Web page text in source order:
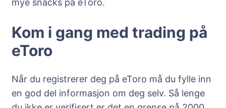
mye snacks på eToro.
Kom i gang med trading på
eToro
Når du registrerer deg på eToro må du fylle inn
en god del informasjon om deg selv. Så lenge